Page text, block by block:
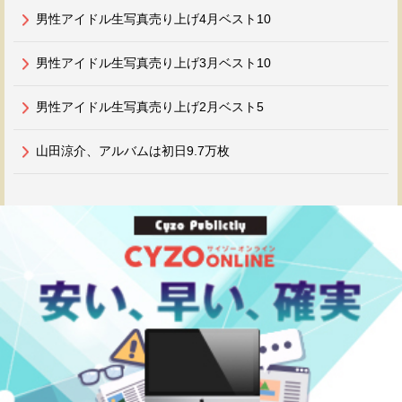
男性アイドル生写真売り上げ4月ベスト10
男性アイドル生写真売り上げ3月ベスト10
男性アイドル生写真売り上げ2月ベスト5
山田涼介、アルバムは初日9.7万枚